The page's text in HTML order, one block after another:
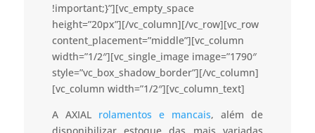
!important;}”][vc_empty_space
height=”20px”][/vc_column][/vc_row][vc_row
content_placement=”middle”][vc_column
width=”1/2″][vc_single_image image=”1790″
style=”vc_box_shadow_border”][/vc_column]
[vc_column width=”1/2″][vc_column_text]
A AXIAL rolamentos e mancais, além de